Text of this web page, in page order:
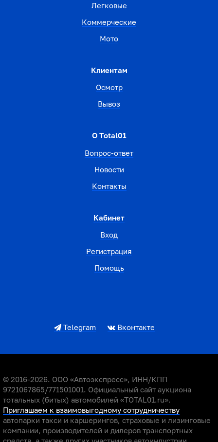
Легковые
Коммерческие
Мото
Клиентам
Осмотр
Вывоз
О Total01
Вопрос-ответ
Новости
Контакты
Кабинет
Вход
Регистрация
Помощь
Telegram Вконтакте
© 2016-2026. ООО «Автоэкспресс», ИНН/КПП
9721067865/771501001. Официальный сайт аукциона
тотальных (битых) автомобилей «TOTAL01.ru».
Приглашаем к взаимовыгодному сотрудничеству
автопарки такси и каршерингов, страховые и лизинговые
компании, производителей и дилеров транспортных